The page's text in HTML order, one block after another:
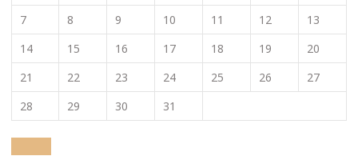
7
8 9 10 11 12
13
14
15 16 17 18 19
20
21
22 23 24 25 26
27
28
29 30 31